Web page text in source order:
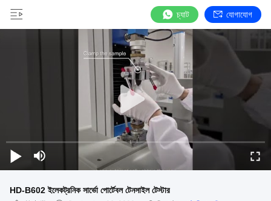
চ্যাট যোগাযোগ
HD-B602 ইলেকট্রনিক সার্ভো পোর্টেবল টেনসাইল টেস্টার